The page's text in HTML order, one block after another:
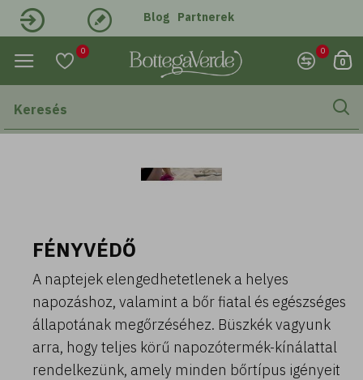
Belépés Regisztráció
Blog Partnerek
0 0
0
FÉNYVÉDŐ
A naptejek elengedhetetlenek a helyes
napozáshoz, valamint a bőr fiatal és egészséges
állapotának megőrzéséhez. Büszkék vagyunk
arra, hogy teljes körű napozótermék-kínálattal
rendelkezünk, amely minden bőrtípus igényeit